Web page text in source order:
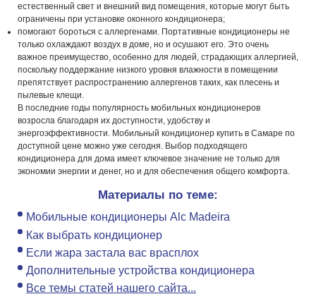
естественный свет и внешний вид помещения, которые могут быть
ограничены при установке оконного кондиционера;
помогают бороться с аллергенами. Портативные кондиционеры не
только охлаждают воздух в доме, но и осушают его. Это очень
важное преимущество, особенно для людей, страдающих аллергией,
поскольку поддержание низкого уровня влажности в помещении
препятствует распространению аллергенов таких, как плесень и
пылевые клещи.
В последние годы популярность мобильных кондиционеров
возросла благодаря их доступности, удобству и
энергоэффективности. Мобильный кондиционер купить в Самаре по
доступной цене можно уже сегодня. Выбор подходящего
кондиционера для дома имеет ключевое значение не только для
экономии энергии и денег, но и для обеспечения общего комфорта.
Материалы по теме:
Мобильные кондиционеры Alc Madeira
Как выбрать кондиционер
Если жара застала вас врасплох
Дополнительные устройства кондиционера
Все темы статей нашего сайта...